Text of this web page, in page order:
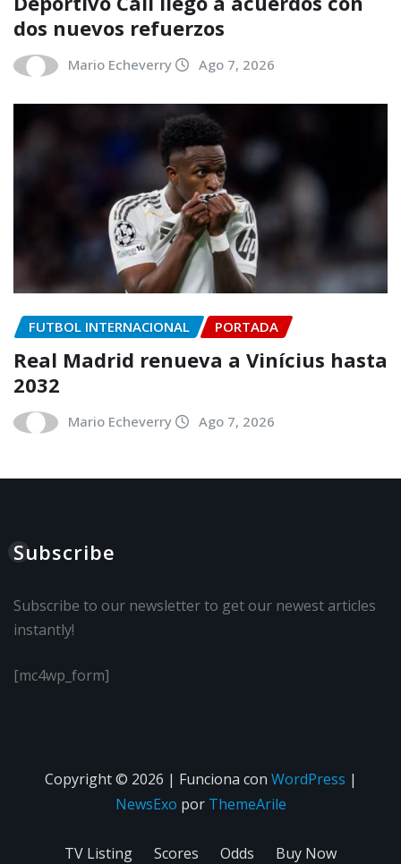
dos nuevos refuerzos
Mario Echeverry Ago 7, 2026
FUTBOL INTERNACIONAL PORTADA
Real Madrid renueva a Vinícius hasta
2032
Mario Echeverry Ago 7, 2026
Subscribe
Subscribe to our newsletter to get our newest articles
instantly!
[mc4wp_form]
Copyright © 2026 | Funciona con WordPress |
NewsExo por ThemeArile
TV Listing Scores Odds Buy Now